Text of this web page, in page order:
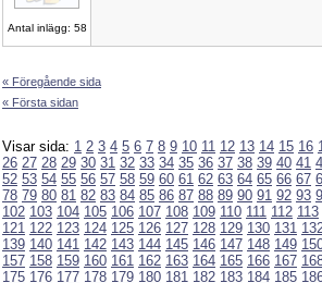
Antal inlägg: 58
« Föregående sida
« Första sidan
Visar sida: 1 2 3 4 5 6 7 8 9 10 11 12 13 14 15 16
26 27 28 29 30 31 32 33 34 35 36 37 38 39 40 41
52 53 54 55 56 57 58 59 60 61 62 63 64 65 66 67
78 79 80 81 82 83 84 85 86 87 88 89 90 91 92 93
102 103 104 105 106 107 108 109 110 111 112 113
121 122 123 124 125 126 127 128 129 130 131
139 140 141 142 143 144 145 146 147 148 149
157 158 159 160 161 162 163 164 165 166 167
175 176 177 178 179 180 181 182 183 184 185